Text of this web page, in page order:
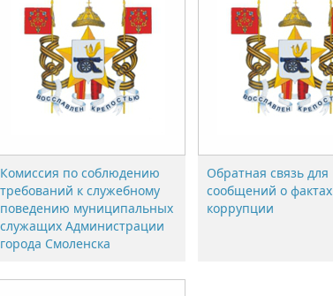
Комиссия по соблюдению
требований к служебному
поведению муниципальных
служащих Администрации
города Смоленска
Обратная связь для
сообщений о фактах
коррупции